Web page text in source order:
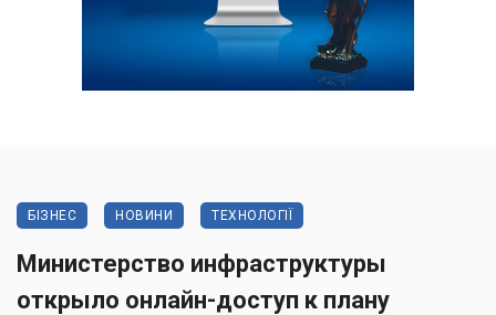
БІЗНЕС НОВИНИ ТЕХНОЛОГІЇ
Министерство инфраструктуры
открыло онлайн-доступ к плану